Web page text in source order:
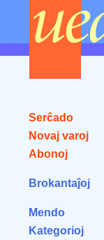
Serĉado
Novaj varoj
Abonoj
Brokantaĵoj
Mendo
Kategorioj